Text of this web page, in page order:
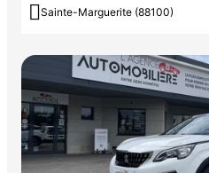
 Sainte-Marguerite (88100)